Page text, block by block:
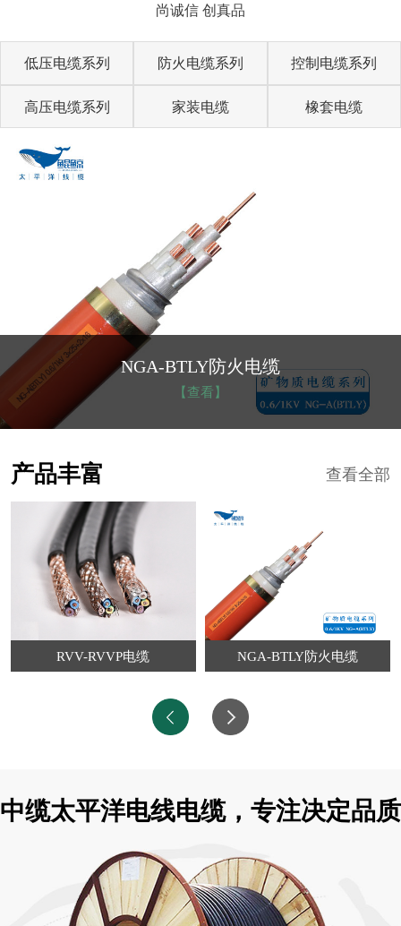
尚诚信 创真品
低压电缆系列 防火电缆系列 控制电缆系列
高压电缆系列 家装电缆 橡套电缆
低烟无卤电缆
【查看】
查看全部
产品丰富
RVV-RVVP电缆 NGA-BTLY防火电缆
中缆太平洋电线电缆，专注决定品质